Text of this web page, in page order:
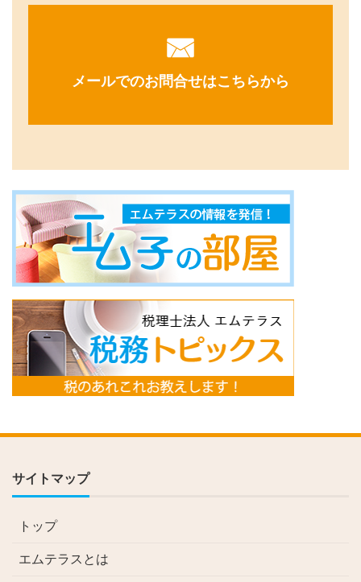
メールでのお問合せはこちらから
サイトマップ
トップ
エムテラスとは